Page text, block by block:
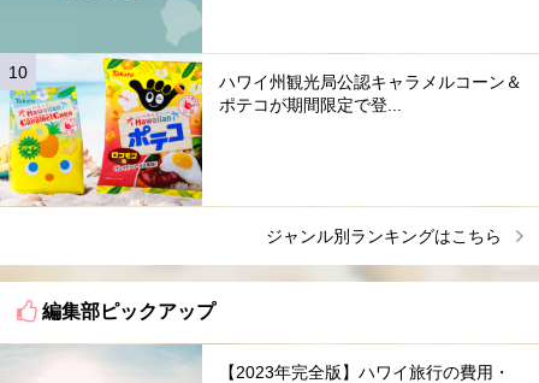
ハワイ州観光局公認キャラメルコーン＆
ポテコが期間限定で登...
ジャンル別ランキングはこちら
編集部ピックアップ
【2023年完全版】ハワイ旅行の費用・